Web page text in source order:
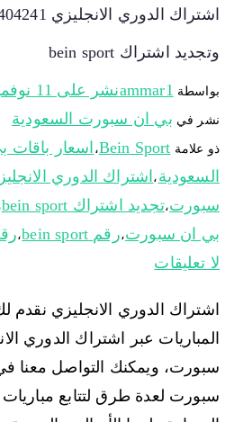
وتجديد اشتراك bein sport
بواسطة ammar1نشر على 11 نوفمبر، 2020
نشر في بي ان سبورت السعودية
ذو علامة Bein Sport، اسعار
السعودية ، اشتراك الدوري
سبورت،تجديد اشتراك bein sport
بي ان سبورت،رقم bein sport ،
لا تعليقات
اشتراك الدوري الانجليزي
المباريات عبر اشتراك الدوري
سبورت، ويمكنك التواصل معنا
سبورت لعدة طرق لتتابع مباريات